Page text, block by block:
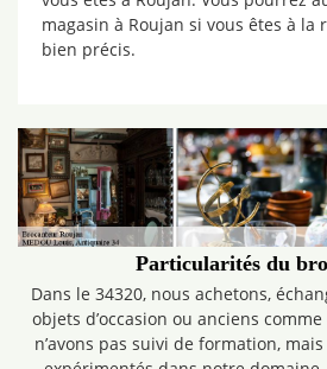
magasin à Roujan si vous êtes à la
bien précis.
Particularités du
Dans le 34320, nous achetons,
objets d’occasion ou anciens
n’avons pas suivi de formation,